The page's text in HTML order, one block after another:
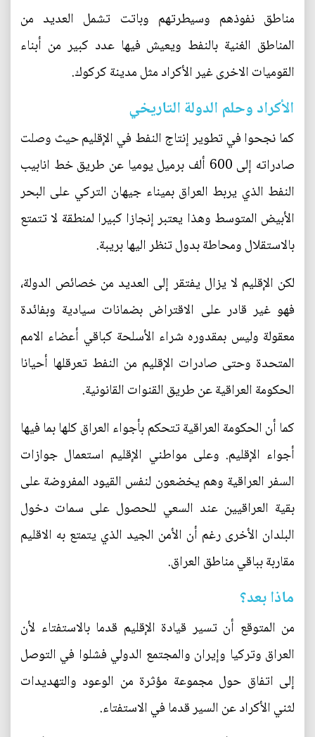
مناطق نفوذهم وسيطرتهم وباتت تشمل العديد من
المناطق الغنية بالنفط ويعيش فيها عدد كبير من أبناء
القوميات الاخرى غير الأكراد مثل مدينة كركوك.
الأكراد وحلم الدولة التاريخي
كما نجحوا في تطوير إنتاج النفط في الإقليم حيث وصلت
صادراته إلى 600 ألف برميل يوميا عن طريق خط انابيب
النفط الذي يربط العراق بميناء جيهان التركي على البحر
الأبيض المتوسط وهذا يعتبر إنجازا كبيرا لمنطقة لا تتمتع
بالاستقلال ومحاطة بدول تنظر اليها بريبة.
لكن الإقليم لا يزال يفتقر إلى العديد من خصائص الدولة،
فهو غير قادر على الاقتراض بضمانات سيادية وبفائدة
معقولة وليس بمقدوره شراء الأسلحة كباقي أعضاء الامم
المتحدة وحتى صادرات الإقليم من النفط تعرقلها أحيانا
الحكومة العراقية عن طريق القنوات القانونية.
كما أن الحكومة العراقية تتحكم بأجواء العراق كلها بما فيها
أجواء الإقليم. وعلى مواطني الإقليم استعمال جوازات
السفر العراقية وهم يخضعون لنفس القيود المفروضة على
بقية العراقيين عند السعي للحصول على سمات دخول
البلدان الأخرى رغم أن الأمن الجيد الذي يتمتع به الاقليم
مقاربة بباقي مناطق العراق.
ماذا بعد؟
من المتوقع أن تسير قيادة الإقليم قدما بالاستفتاء لأن
العراق وتركيا وإيران والمجتمع الدولي فشلوا في التوصل
إلى اتفاق حول مجموعة مؤثرة من الوعود والتهديدات
لثني الأكراد عن السير قدما في الاستفتاء.